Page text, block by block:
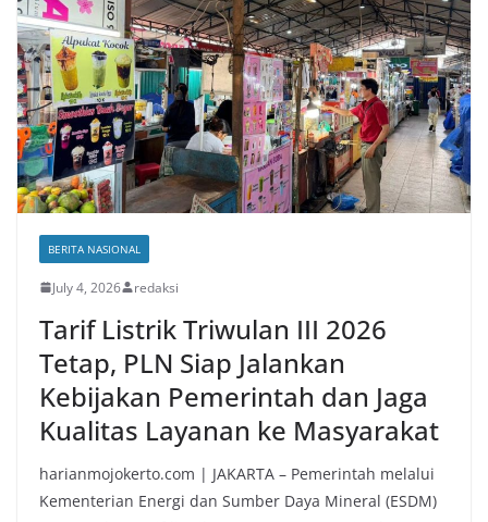
BERITA NASIONAL
July 4, 2026 redaksi
Tarif Listrik Triwulan III 2026
Tetap, PLN Siap Jalankan
Kebijakan Pemerintah dan Jaga
Kualitas Layanan ke Masyarakat
harianmojokerto.com | JAKARTA – Pemerintah melalui
Kementerian Energi dan Sumber Daya Mineral (ESDM)